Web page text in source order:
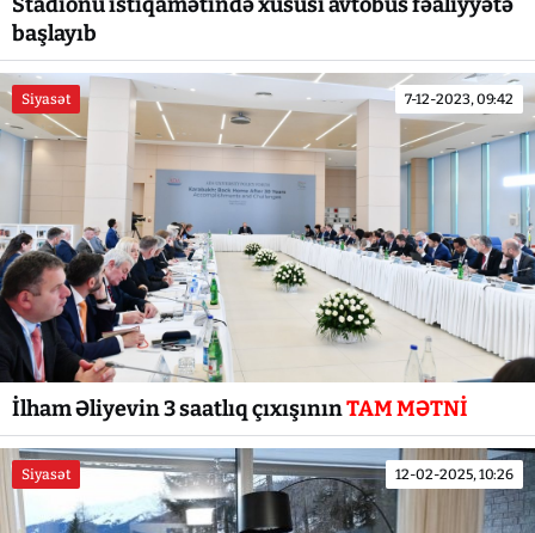
başlayıb
Siyasət 7-12-2023, 09:42
İlham Əliyevin 3 saatlıq çıxışınınTAM MƏTNİ
Siyasət 12-02-2025, 10:26